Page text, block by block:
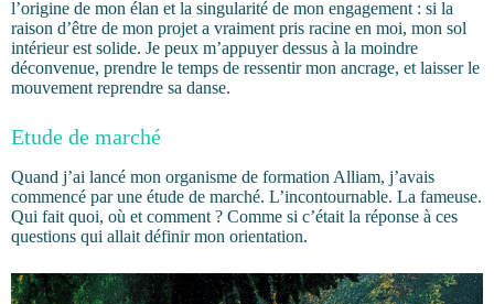
l’origine de mon élan et la singularité de mon engagement : si la
raison d’être de mon projet a vraiment pris racine en moi, mon sol
intérieur est solide. Je peux m’appuyer dessus à la moindre
déconvenue, prendre le temps de ressentir mon ancrage, et laisser le
mouvement reprendre sa danse.
Etude de marché
Quand j’ai lancé mon organisme de formation Alliam, j’avais
commencé par une étude de marché. L’incontournable. La fameuse.
Qui fait quoi, où et comment ? Comme si c’était la réponse à ces
questions qui allait définir mon orientation.